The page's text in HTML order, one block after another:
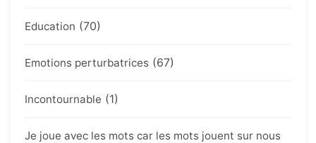
Education (70)
Emotions perturbatrices (67)
Incontournable (1)
Je joue avec les mots car les mots jouent sur nous